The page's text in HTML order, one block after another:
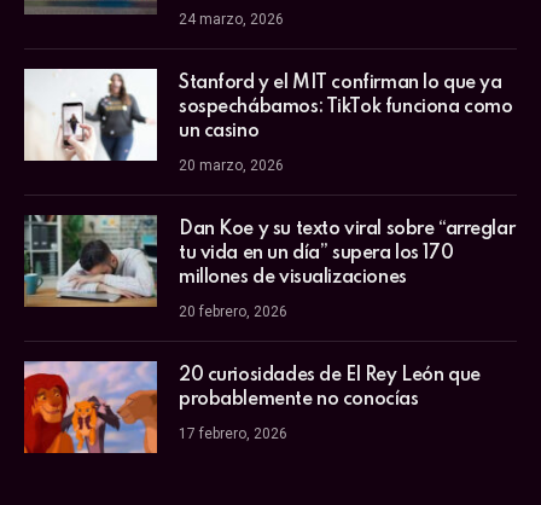
24 marzo, 2026
Stanford y el MIT confirman lo que ya
sospechábamos: TikTok funciona como
un casino
20 marzo, 2026
Dan Koe y su texto viral sobre “arreglar
tu vida en un día” supera los 170
millones de visualizaciones
20 febrero, 2026
20 curiosidades de El Rey León que
probablemente no conocías
17 febrero, 2026